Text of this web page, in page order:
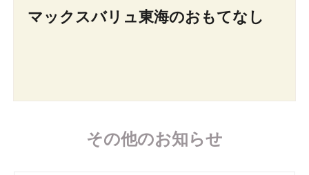
マックスバリュ東海のおもてなし
その他のお知らせ